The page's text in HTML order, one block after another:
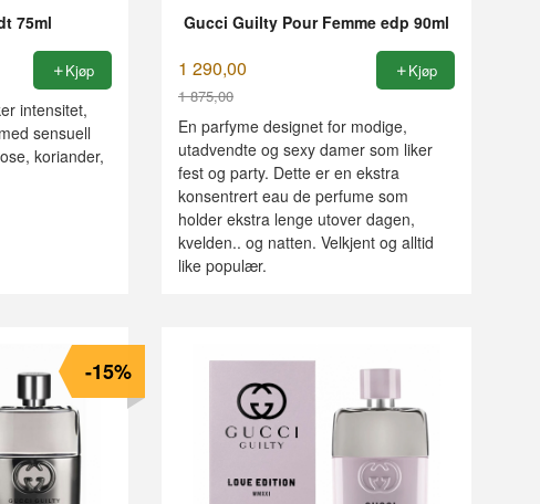
75ml
Kjøp
intensitet,
sensuell
koriander,
Gucci Guilty Pour Femme edp 90ml
1 290,00
1 875,00
Rabatt
Kjøp
En parfyme designet for modige,
utadvendte og sexy damer som liker
fest og party. Dette er en ekstra
konsentrert eau de perfume som
holder ekstra lenge utover dagen,
kvelden.. og natten. Velkjent og alltid
like populær.
-15%